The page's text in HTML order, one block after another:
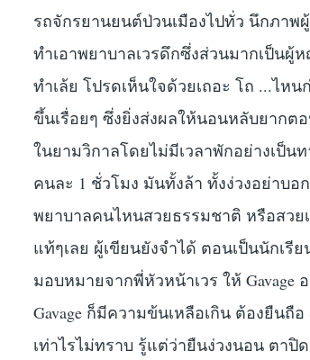
รถจักรยานยนต์ป่วนเมืองไปทั่ว นึกภาพ
ทำเอาพยาบาลเวรดึกซึ่งส่วนมากเป็นผู้
ทำเล้ย โปรดเห็นใจด้วยเถอะ โถ ...ไห
ขึ้นเรื่อยๆ ซึ่งยิ่งส่งผลให้นอนหลับยากต
ในยามวิกาลโดยไม่มีเวลาพักอย่างเป็น
คนละ 1 ชั่วโมง มันทั้งล้า ทั้งง่วงอย่าบ
พยาบาลคนไหนสวยธรรมชาติ หรือสว
แท้ๆเลย ผู้เขียนยังจำได้ ตอนเป็นนักเรี
มอบหมายจากพี่หัวหน้าเวร ให้ Gavage
Gavage ก็มีความข้นเหลือเกิน ต้องยืนถือ
เท่าไรไม่ทราบ รู้แต่ว่ายืนง่วงนอน ตา